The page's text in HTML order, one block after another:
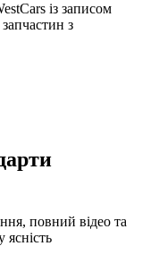
із записом
з
повний відео та
ясність